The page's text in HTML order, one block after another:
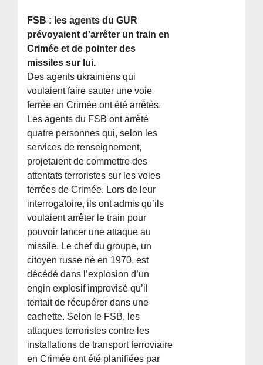
FSB : les agents du GUR
prévoyaient d’arrêter un train en
Crimée et de pointer des
missiles sur lui.
Des agents ukrainiens qui
voulaient faire sauter une voie
ferrée en Crimée ont été arrêtés.
Les agents du FSB ont arrêté
quatre personnes qui, selon les
services de renseignement,
projetaient de commettre des
attentats terroristes sur les voies
ferrées de Crimée. Lors de leur
interrogatoire, ils ont admis qu’ils
voulaient arrêter le train pour
pouvoir lancer une attaque au
missile. Le chef du groupe, un
citoyen russe né en 1970, est
décédé dans l’explosion d’un
engin explosif improvisé qu’il
tentait de récupérer dans une
cachette. Selon le FSB, les
attaques terroristes contre les
installations de transport ferroviaire
en Crimée ont été planifiées par